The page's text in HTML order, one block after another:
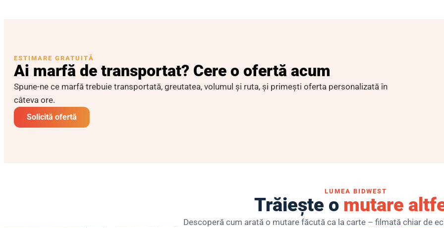
ESTIMARE GRATUITĂ
Ai marfă de transportat? Cere o ofertă acum
Spune-ne ce marfă trebuie transportată, greutatea, volumul și ruta, și primești oferta personalizată în
câteva ore.
Solicită ofertă
LUMEA BIDWEST
Trăiește o mutare
Descoperă cum arată o mutare făcută ca la carte – filmată chiar de